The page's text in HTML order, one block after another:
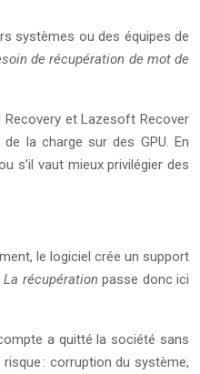
systèmes ou des équipes de
de récupération de mot de
et Lazesoft Recover
la charge sur des GPU. En
s’il vaut mieux privilégier des
le logiciel crée un support
La récupération passe donc ici
a quitté la société sans
: corruption du système,